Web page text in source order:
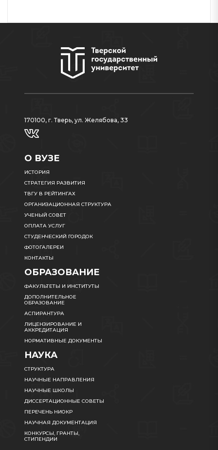
170100, г. Тверь, ул. Желябова, 33
О ВУЗЕ
ИСТОРИЯ
СТРАТЕГИЯ РАЗВИТИЯ
ТВГУ В РЕЙТИНГАХ
ОРГАНИЗАЦИОННАЯ СТРУКТУРА
УЧЕНЫЙ СОВЕТ
ОПЛАТА УСЛУГ
СТУДЕНЧЕСКИЙ ГОРОДОК
ФОТОГАЛЕРЕИ
КОНТАКТЫ
ОБРАЗОВАНИЕ
ФАКУЛЬТЕТЫ И ИНСТИТУТЫ
ДОПОЛНИТЕЛЬНОЕ
ОБРАЗОВАНИЕ
АСПИРАНТУРА
ЛИЦЕНЗИРОВАНИЕ И
АККРЕДИТАЦИЯ
НОРМАТИВНЫЕ ДОКУМЕНТЫ
НАУКА
СТРУКТУРА
НАУЧНЫЕ НАПРАВЛЕНИЯ
НАУЧНЫЕ ШКОЛЫ
ДИССЕРТАЦИОННЫЕ СОВЕТЫ
ПЕРЕЧЕНЬ НИОКР
НАУЧНАЯ ДОКУМЕНТАЦИЯ
КОНКУРСЫ, ГРАНТЫ,
СТИПЕНДИИ